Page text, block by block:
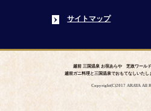
サイトマップ
越前 三国温泉 お宿あらや 芝政ワール
越前ガニ料理と三国温泉でおもてなしいたし
Copyright(C)2017 ARAYA All